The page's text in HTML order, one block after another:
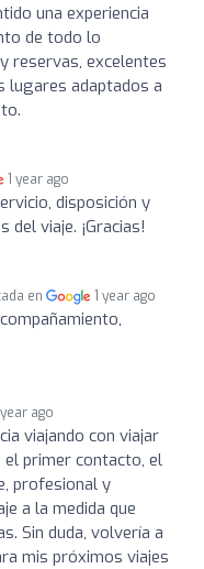
una experiencia
de todo lo
reservas, excelentes
lugares adaptados a
1 year ago
disposición y
del viaje. ¡Gracias!
en 1 year ago
year ago
viajando con viajar
primer contacto, el
profesional y
a la medida que
Sin duda, volvería a
mis próximos viajes